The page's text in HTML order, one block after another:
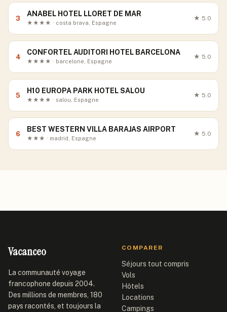
3
ANABEL HOTEL LLORET DE MAR
★★★★ · costa brava, Espagne
★ 5.0
4
CONFORTEL AUDITORI HOTEL BARCELONA
★★★★ · barcelone, Espagne
★ 5.0
5
H10 EUROPA PARK HOTEL SALOU
★★★★ · salou, Espagne
★ 5.0
6
BEST WESTERN VILLA BARAJAS AIRPORT
★★★ · madrid, Espagne
★ 5.0
Vacanceo
La communauté voyage
francophone depuis 2004.
Des millions de membres, 180
pays racontés, et toujours la
COMPARER
Séjours tout compris
Vols
Hôtels
Locations
Campings